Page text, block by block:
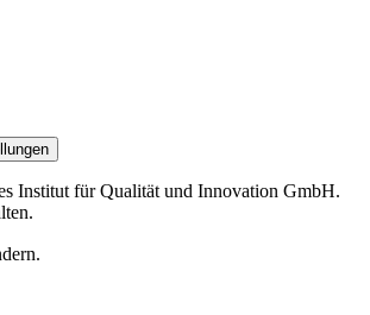
Institut für Qualität und Innovation GmbH.